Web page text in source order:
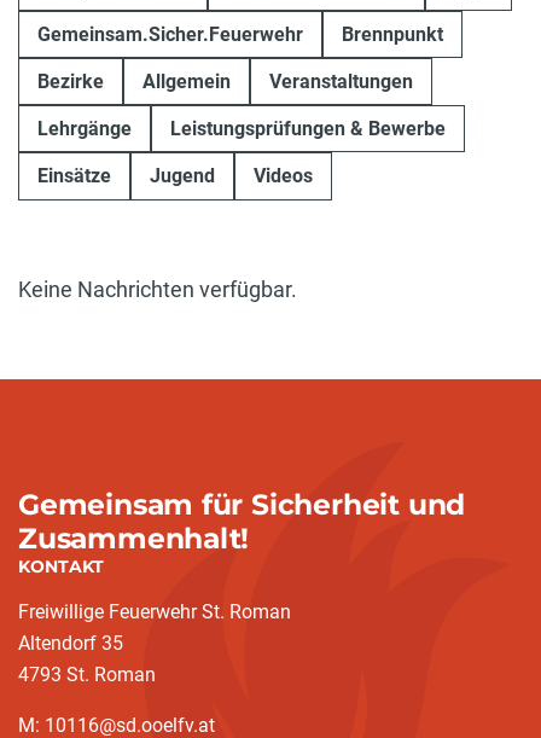
Gemeinsam.Sicher.Feuerwehr Brennpunkt
Bezirke Allgemein Veranstaltungen
Lehrgänge Leistungsprüfungen & Bewerbe
Einsätze Jugend Videos
Keine Nachrichten verfügbar.
Gemeinsam für Sicherheit und
Zusammenhalt!
KONTAKT
Freiwillige Feuerwehr St. Roman
Altendorf 35
4793 St. Roman
M: 10116@sd.ooelfv.at